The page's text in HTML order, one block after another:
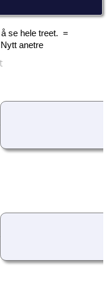
se hele treet. =
anetre